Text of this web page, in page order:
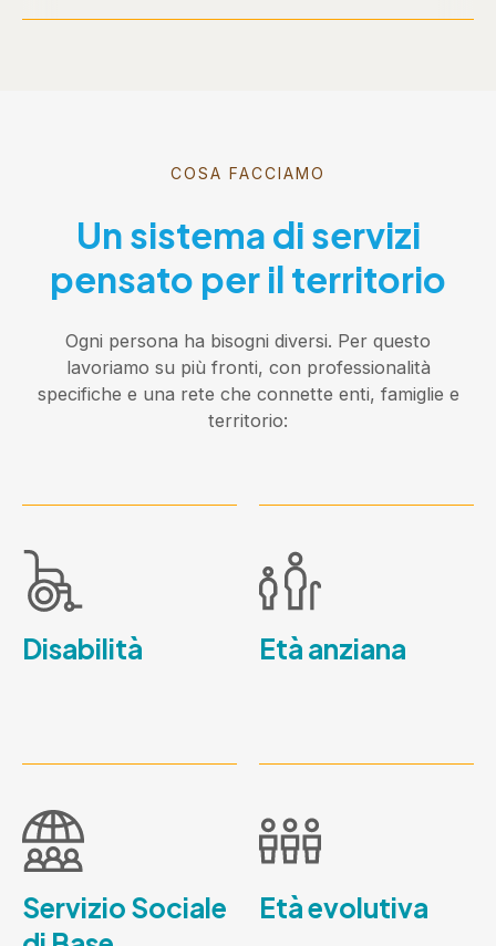
COSA FACCIAMO
Un sistema di servizi
pensato per il territorio
Ogni persona ha bisogni diversi. Per questo
lavoriamo su più fronti, con professionalità
specifiche e una rete che connette enti, famiglie e
territorio:
Disabilità Età anziana
Servizio Sociale
Età evolutiva